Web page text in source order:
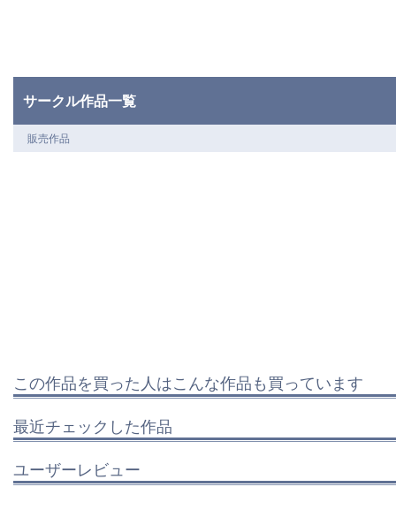
サークル作品一覧
販売作品
この作品を買った人はこんな作品も買っています
最近チェックした作品
ユーザーレビュー